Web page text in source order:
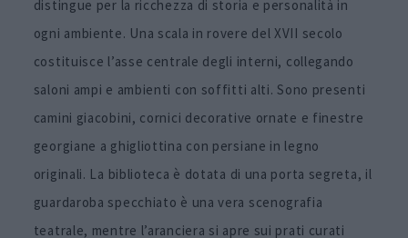
distingue per la ricchezza di storia e personalità in
ogni ambiente. Una scala in rovere del XVII secolo
costituisce l’asse centrale degli interni, collegando
saloni ampi e ambienti con soffitti alti. Sono presenti
camini giacobini, cornici decorative ornate e finestre
georgiane a ghigliottina con persiane in legno
originali. La biblioteca è dotata di una porta segreta, il
guardaroba specchiato è una vera scenografia
teatrale, mentre l’aranciera si apre sui prati curati